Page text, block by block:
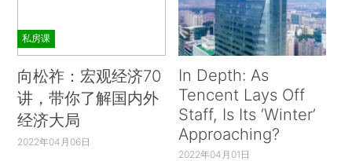
私房课
向松祚：宏观经济70
讲，带你了解国内外
经济大局
2022年04月06日
In Depth: As
Tencent Lays Off
Staff, Is Its ‘Winter’
Approaching?
2022年04月01日